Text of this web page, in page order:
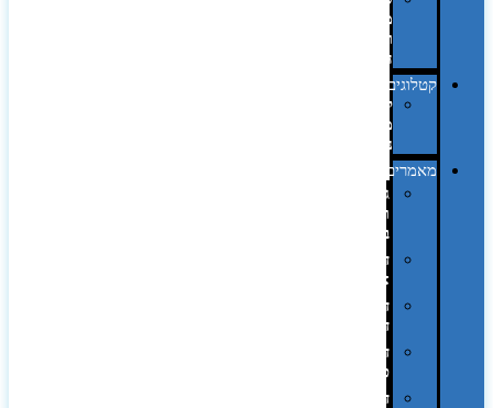
מחשב
וציוד
היקפי
קטלוגים
קטלוג
מוצרי
נייר
מאמרים
גימורים
והשבחות
בדפוס
דפוס
אופסט
דפוס
דיגיטלי
דפוס
טמפון
דפוס